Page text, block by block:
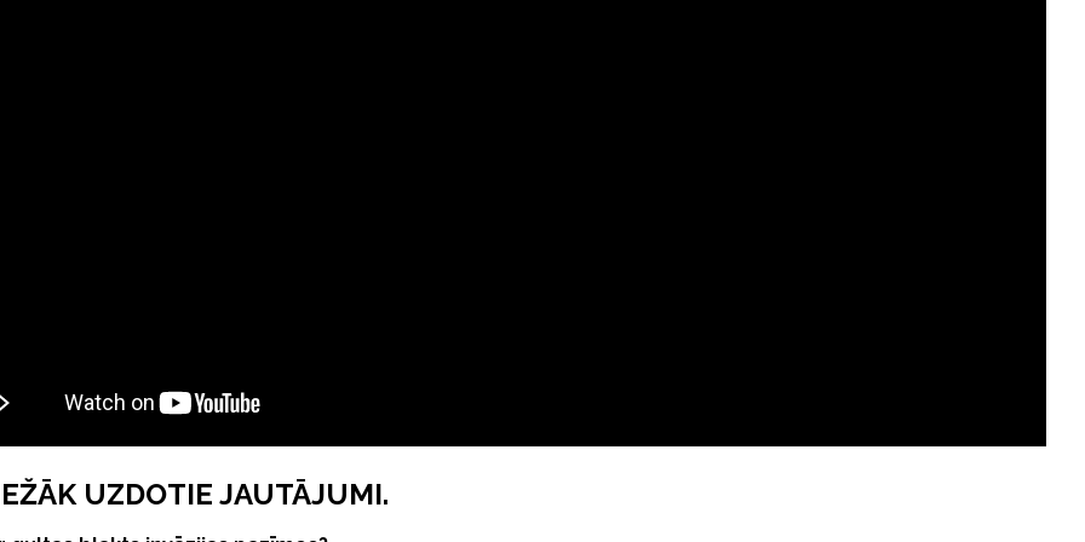
UZDOTIE JAUTĀJUMI.